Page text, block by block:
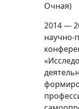
Очная)
2014 —
научно-